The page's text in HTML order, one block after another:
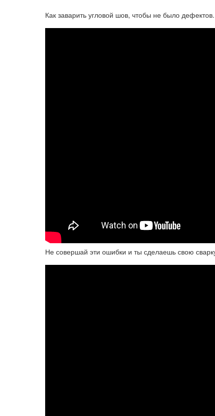
Как заварить угловой шов, чтобы не было дефектов.
Не совершай эти ошибки и ты сделаешь свою